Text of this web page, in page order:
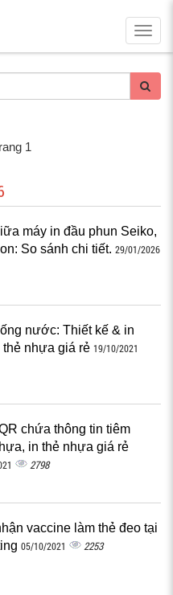
1
máy in đầu phun Seiko,
So sánh chi tiết. 29/01/2026
nước: Thiết kế & in
nhựa giá rẻ 19/10/2021
chứa thông tin tiêm
in thẻ nhựa giá rẻ
2798
vaccine làm thẻ đeo tại
05/10/2021 2253